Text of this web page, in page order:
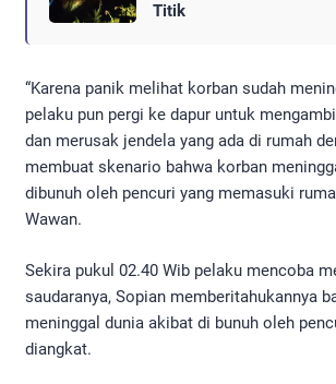
Titik
“Karena panik melihat korban sudah
pelaku pun pergi ke dapur untuk
dan merusak jendela yang ada di rumah
membuat skenario bahwa korban
dibunuh oleh pencuri yang memasuki
Wawan.
Sekira pukul 02.40 Wib pelaku mencoba
saudaranya, Sopian memberitahukannya
meninggal dunia akibat di bunuh oleh
diangkat.